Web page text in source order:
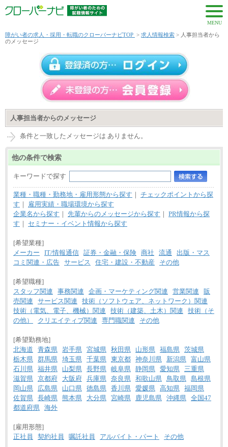
MENU
障がい者の求人・採用・転職のクローバーナビTOP > 求人情報検索 > 人事担当者から
のメッセージ
人事担当者からのメッセージ
条件と一致したメッセージは ありません。
他の条件で検索
キーワードで探す
業種・職種・勤務地・雇用形態から探す ｜ チェックポイントから探
す ｜
雇用実績・職場環境から探す
企業名から探す ｜ 先輩からのメッセージから探す ｜ PR情報から探
す ｜ セミナー・イベント情報から探す
[希望業種]
メーカー
IT/情報通信 証券・金融・保険 商社 流通
出版・マス
コミ関連・広告 サービス 住宅・建設・不動産 その他
[希望職種]
スタッフ関連
事務関連 企画・マーケティング関連 営業関連
販
売関連
サービス関連
技術（ソフトウェア、ネットワーク）関連
技術（電気、電子、機械）関連
技術（建築、土木）関連
技術（そ
の他）
クリエイティブ関連 専門職関連 その他
[希望勤務地]
北海道
青森県 岩手県 宮城県 秋田県 山形県 福島県
茨城県
栃木県
群馬県 埼玉県 千葉県 東京都 神奈川県 新潟県
富山県
石川県
福井県 山梨県 長野県 岐阜県 静岡県 愛知県
三重県
滋賀県
京都府 大阪府 兵庫県 奈良県 和歌山県 鳥取県
島根県
岡山県
広島県 山口県 徳島県 香川県 愛媛県 高知県
福岡県
佐賀県
長崎県 熊本県 大分県 宮崎県 鹿児島県 沖縄県
全国47
都道府県
海外
[雇用形態]
正社員
契約社員 嘱託社員 アルバイト・パート その他